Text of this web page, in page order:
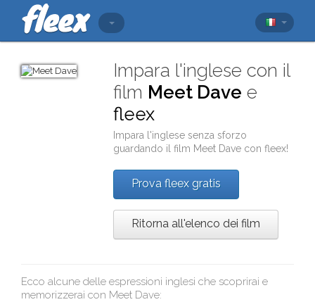
Impara l'inglese con il
film Meet Dave e
fleex
Impara l'inglese senza sforzo
guardando il film Meet Dave confleex!
Prova fleex gratis
Ritorna all'elenco dei film
Ecco alcune delle espressioni inglesi che scoprirai e
memorizzerai con Meet Dave: